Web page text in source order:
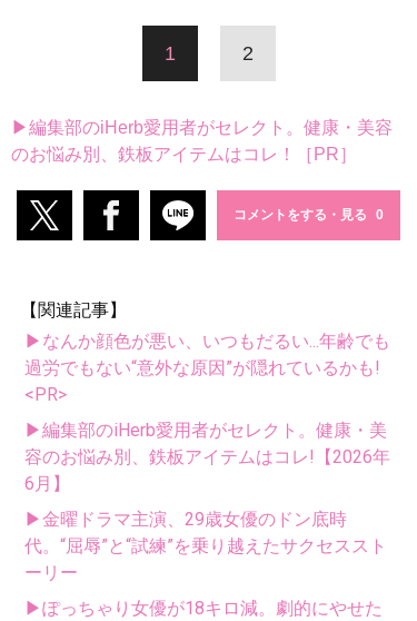
1 2
▶編集部のiHerb愛用者がセレクト。健康・美容
のお悩み別、鉄板アイテムはコレ！［PR］
コメントをする・見る
【関連記事】
▶なんか顔色が悪い、いつもだるい...年齢でも
過労でもない“意外な原因”が隠れているかも!
<PR>
▶編集部のiHerb愛用者がセレクト。健康・美
容のお悩み別、鉄板アイテムはコレ!【2026年
6月】
▶金曜ドラマ主演、29歳女優のドン底時
代。“屈辱”と“試練”を乗り越えたサクセススト
ーリー
▶ぽっちゃり女優が18キロ減。劇的にやせた